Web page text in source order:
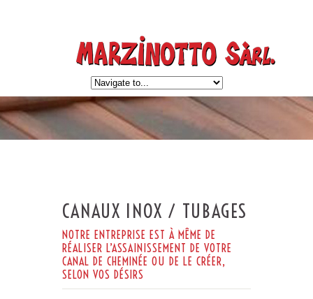
CANAUX INOX / TUBAGES
NOTRE ENTREPRISE EST À MÊME DE
RÉALISER L’ASSAINISSEMENT DE VOTRE
CANAL DE CHEMINÉE OU DE LE CRÉER,
SELON VOS DÉSIRS